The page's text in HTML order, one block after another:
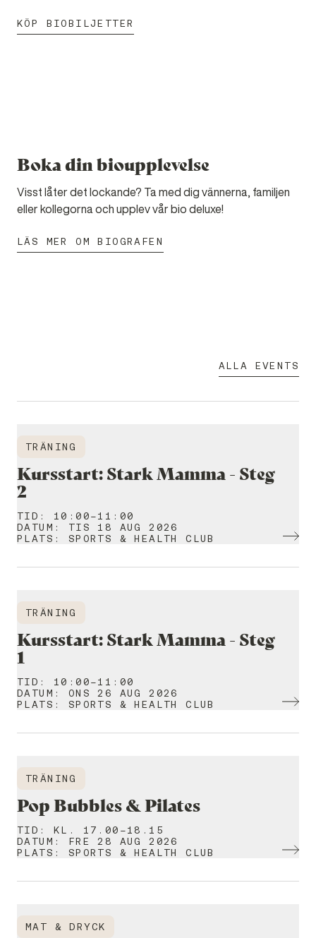
KÖP BIOBILJETTER
Boka din bioupplevelse
Visst låter det lockande? Ta med dig vännerna, familjen
eller kollegorna och upplev vår bio deluxe!
LÄS MER OM BIOGRAFEN
ALLA EVENTS
TRÄNING
Kursstart: Stark Mamma - Steg
2
TID : 10:00-11:00
DATUM :
TIS 18 AUG 2026
PLATS : SPORTS & HEALTH CLUB
TRÄNING
Kursstart: Stark Mamma - Steg
1
TID : 10:00-11:00
DATUM :
ONS 26 AUG 2026
PLATS : SPORTS & HEALTH CLUB
TRÄNING
Pop Bubbles & Pilates
TID : KL. 17.00-18.15
DATUM :
FRE 28 AUG 2026
PLATS : SPORTS & HEALTH CLUB
MAT & DRYCK